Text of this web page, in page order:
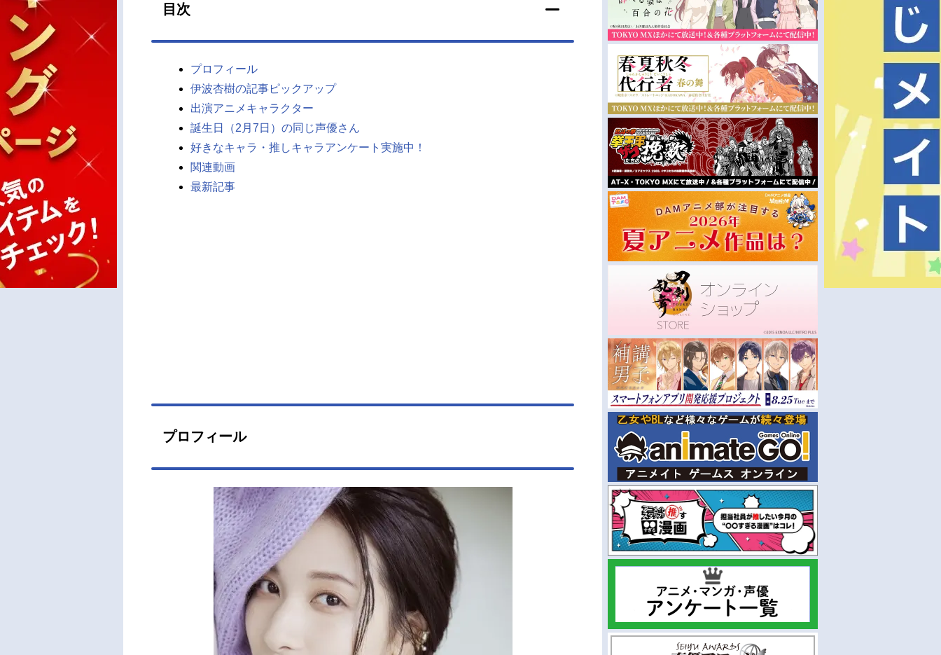
目次
プロフィール
伊波杏樹の記事ピックアップ
出演アニメキャラクター
誕生日（2月7日）の同じ声優さん
好きなキャラ・推しキャラアンケート実施中！
関連動画
最新記事
プロフィール